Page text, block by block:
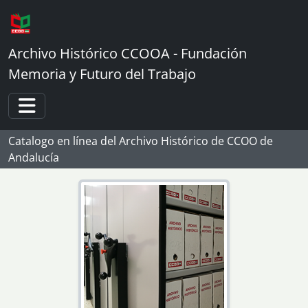
Skip to main content
Archivo Histórico CCOOA - Fundación
Memoria y Futuro del Trabajo
Toggle navigation
Catalogo en línea del Archivo Histórico de CCOO de
Andalucía
[Fondo] 2 - Comité Provincial de Sevilla del Partido Comunista Obrero Español.
[Serie] 1 - Comunicados, llamamientos, declaraciones y otros documentos
[Serie] 2 - Comunicados de prensa
[Serie] 5 - Correspondencia
[UDS] 2 - Carta de un grupo de combatientes a Radio Moscú en la que apoyan la campaña contra la Junta Militar de Chile.
[UDS] 3 - Respuesta de Víctor Dmítriev en la que agradece la solidaridad con el pueblo chileno.
[UDS] 4 - Respuesta de la Organización Unitaria del PC de España en México al Secretario General y Secretario de Organización del PCOE sobre la unificación de los comunistas españoles.
[UDS] 5 - Carta del Secretario General y del Secretario de Organización del PCOE a la Organización Unitaria del Partido Comunista de España en México como contestación a su respuesta del 12 de julio.
[UDS] 6 - Copia de la carta de un grupo de veteranos dirigida al Primer Ministro de la República de Portugal en la que muestran su apoyo a la revolución portuguesa.
[UDS] 7 - Copia de la carta del Comité Provincial de Sevilla del PCOE a Ponomariov, miembro suplente del Buró Político y Secretario del C.C. del PCUS, en la que muestra su extrañeza por el apoyo del Buró de Propaganda a la Junta Democrática y a Santiago Carrillo.
[UDS] 8 - Carta de Enrique [Líster] al C[omité] P[rovincial] de S[evilla] en la que plantea la necesidad de centrar la actividad del partido en España.
[UDS] 9 - Carta de P. al Comité Provincial de [Sevilla] en la que muestra sus consideraciones sobre el funcionamiento de dicho Comité.
[UDS] 10 - Copia de la respuesta del C[omité] P[rovincial] de Sevilla a Enrique Líster como contestación a su carta del 6 de febrero.